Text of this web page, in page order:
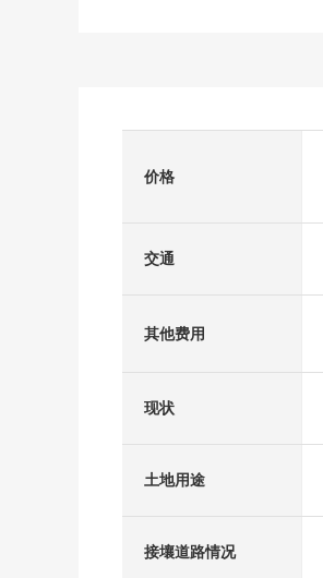
价格
交通
其他费用
现状
土地用途
接壤道路情况